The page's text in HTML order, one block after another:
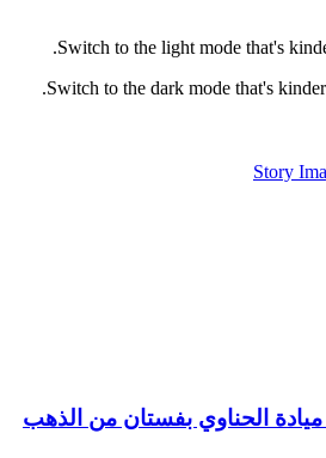
Switch to the light mode that's
Switch to the dark mode that's
Story
الحناوي بفستان من الذهب